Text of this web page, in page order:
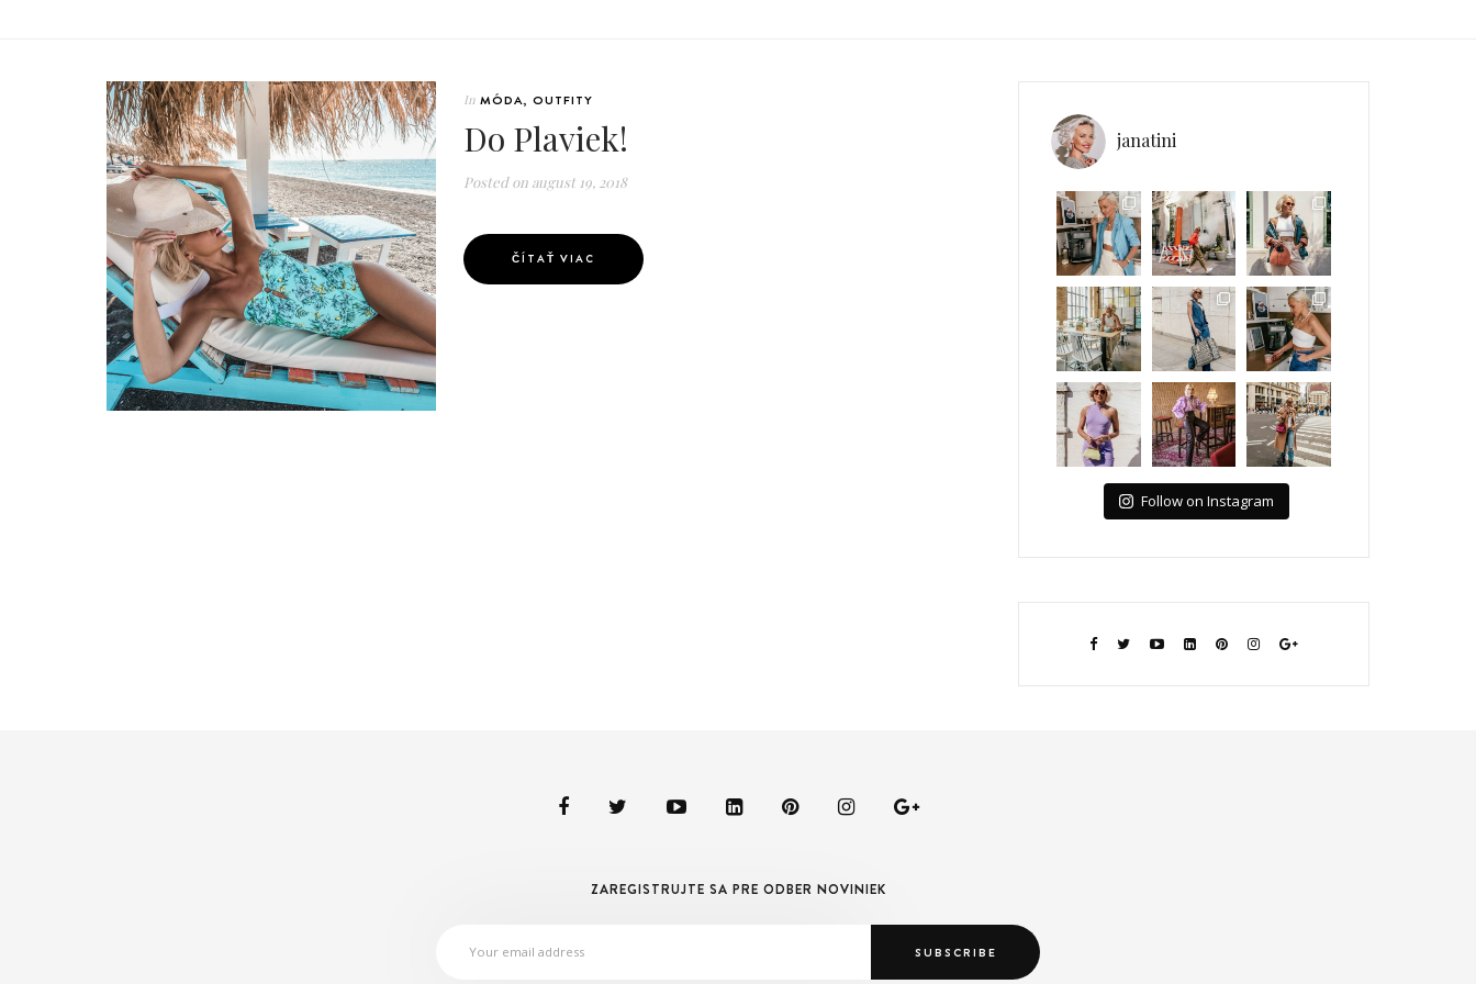
In MÓDA, OUTFITY
Do Plaviek!
Posted on august 19, 2018
ČÍTAŤ VIAC
janatini
Follow on Instagram
ZAREGISTRUJTE SA PRE ODBER NOVINIEK